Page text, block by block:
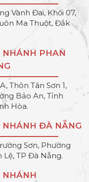
Vành Đai, Khối 07,
Ma Thuột, Đắk
NHÁNH PHAN
Thôn Tân Sơn 1,
Bảo An, Tỉnh
Hòa.
NHÁNH ĐÀ NẴNG
Sơn, Phường
Lệ, TP Đà Nẵng.
NHÁNH